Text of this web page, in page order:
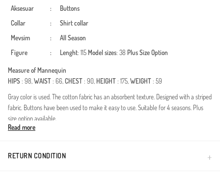
Aksesuar
:
Buttons
Collar
:
Shirt collar
Mevsim
:
All Season
Figure
: Lenght: 115 Model sizes: 38 Plus Size Option
Measure of Mannequin
HIPS: 98,WAIST: 66,CHEST: 90, HEIGHT: 175,WEIGHT: 59
Gray color is used. The cotton fabric has an absorbent texture. Designed with a striped
fabric. Buttons have been used to make it easy to use. Suitable for 4 seasons. Plus
size option available.
Deze veelzijdige katoenen tuniek is een essentieel item voor je dagelijkse garderobe.
een klassieke hemdkraag en een volledige knopenrij biedt dit model een nette,
Read more
RETURN CONDITION